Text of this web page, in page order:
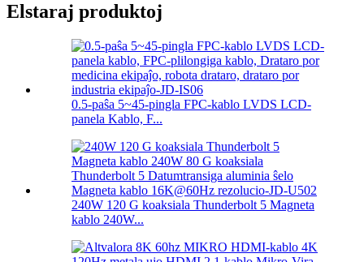
Elstaraj produktoj
0.5-paŝa 5~45-pingla FPC-kablo LVDS LCD-
panela Kablo, F...
240W 120 G koaksiala Thunderbolt 5 Magneta
kablo 240W...